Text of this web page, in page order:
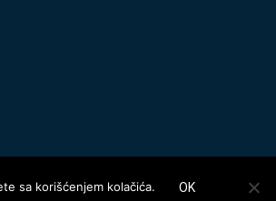
sa korišćenjem kolačića. OK